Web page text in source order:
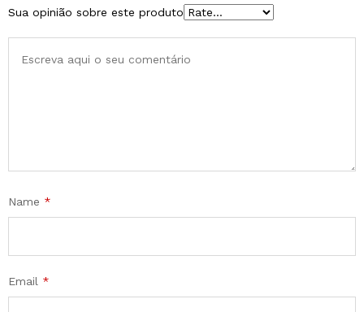
Sua opinião sobre este produto
Name *
Email *